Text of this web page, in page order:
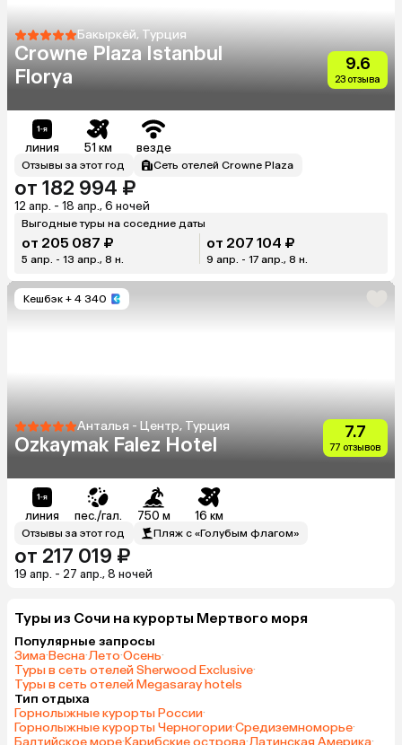
Бакыркёй, Турция
Crowne Plaza Istanbul
Florya
9.6
23 отзыва
линия 51 км везде
Отзывы за этот год Сеть отелей Crowne Plaza
от 182 994 ₽
12 апр. - 18 апр., 6 ночей
Выгодные туры на соседние даты
от 205 087 ₽
5 апр. - 13 апр., 8 н.
от 207 104 ₽
9 апр. - 17 апр., 8 н.
Кешбэк + 4 340
Анталья - Центр, Турция
Ozkaymak Falez Hotel
7.7
77 отзывов
линия пес./гал. 750 м 16 км
Отзывы за этот год Пляж с «Голубым флагом»
от 217 019 ₽
19 апр. - 27 апр., 8 ночей
Туры из Сочи на курорты Мертвого моря
Популярные запросы
Зима·Весна·Лето·Осень·
Туры в сеть отелей Sherwood Exclusive·
Туры в сеть отелей Megasaray hotels
Тип отдыха
Горнолыжные курорты России·
Горнолыжные курорты Черногории·Средиземноморье·
Балтийское море·Карибские острова·Латинская Америка·